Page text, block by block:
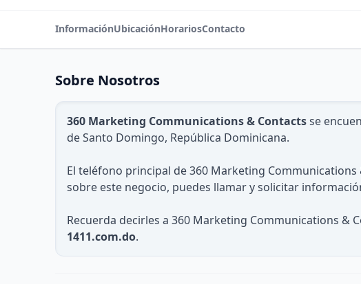
InformaciónUbicaciónHorariosContacto
Sobre Nosotros
360 Marketing Communications & Contactsse
de Santo Domingo, República Dominicana.
El teléfono principal de 360 Marketing Communications
sobre este negocio, puedes llamar y solicitar
Recuerda decirles a 360 Marketing Communications &
1411.com.do.